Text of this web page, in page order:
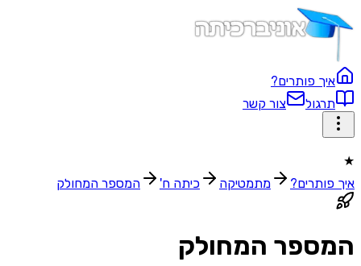
איך פותרים?
תרגול
צור קשר
★
איך פותרים?
מתמטיקה כיתה ח' המספר המחולק
המספר המחולק